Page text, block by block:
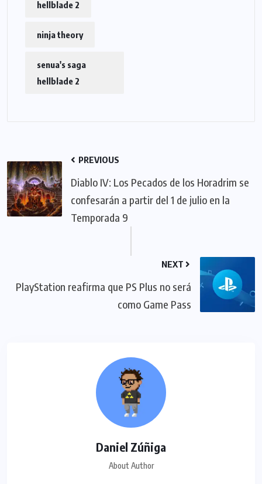
hellblade 2
ninja theory
senua's saga
hellblade 2
PREVIOUS
Diablo IV: Los Pecados de los Horadrim se
confesarán a partir del 1 de julio en la
Temporada 9
NEXT
PlayStation reafirma que PS Plus no será
como Game Pass
Daniel Zúñiga
About Author